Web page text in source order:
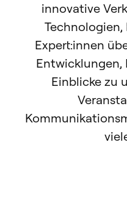
innovative
Expert:innen
Entwicklungen,
Einblicke zu